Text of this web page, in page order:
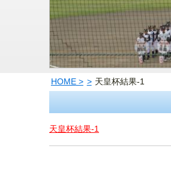
HOME 天皇杯結果-1
天皇杯結果-1